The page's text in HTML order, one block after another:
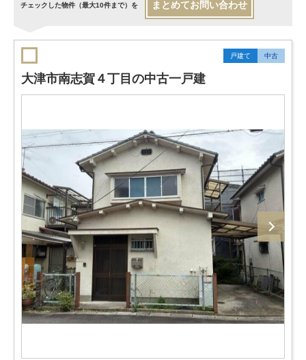
チェックした物件（最大10件まで）を まとめてお問い合わせ
戸建て 中古
大津市南志賀４丁目の中古一戸建